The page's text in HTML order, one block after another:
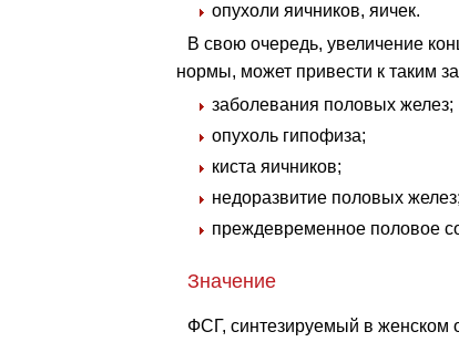
опухоли яичников, яичек.
В свою очередь, увеличение
нормы, может привести к таким
заболевания половых желез;
опухоль гипофиза;
киста яичников;
недоразвитие половых желез;
преждевременное половое
Значение
ФСГ, синтезируемый в женском